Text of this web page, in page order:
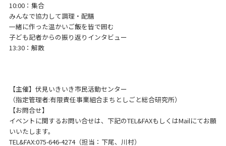
10:00：集合
みんなで協力して調理・配膳
一緒に作った温かいご飯を皆で囲む
子ども記者からの振り返りインタビュー
13:30：解散
【主催】伏見いきいき市民活動センター
（指定管理者:有限責任事業組合まちとしごと総合研究所）
【お問合せ】
イベントに関するお問い合せは、下記のTEL&FAXもしくはMailにてお願
いいたします。
TEL&FAX:075-646-4274（担当：下尾、川村）